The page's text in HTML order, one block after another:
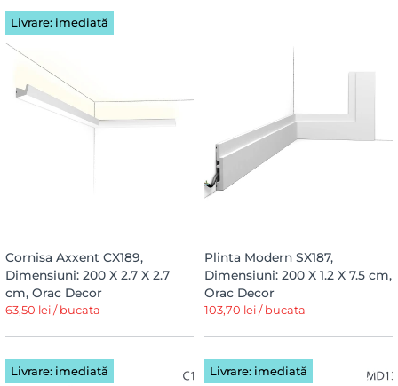
Livrare: imediată
Cornisa Axxent CX189,
Dimensiuni: 200 X 2.7 X 2.7
cm, Orac Decor
63,50 lei / bucata
Plinta Modern SX187,
Dimensiuni: 200 X 1.2 X 7.5 cm,
Orac Decor
103,70 lei / bucata
Livrare: imediată Livrare: imediată